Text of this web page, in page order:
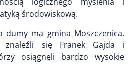
środowiskową.
dumy ma gmina Moszczenica.
znaleźli się Franek Gajda i
osiągnęli bardzo wysokie